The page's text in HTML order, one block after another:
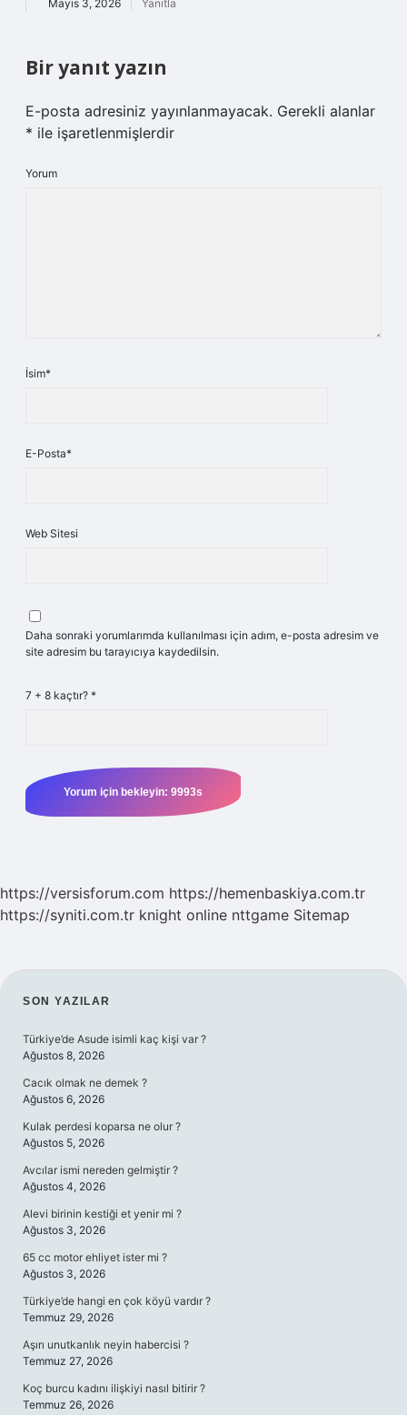
Mayıs 3, 2026 Yanıtla
Bir yanıt yazın
E-posta adresiniz yayınlanmayacak. Gerekli alanlar
* ile işaretlenmişlerdir
Yorum
İsim*
E-Posta*
Web Sitesi
Daha sonraki yorumlarımda kullanılması için adım, e-posta adresim ve
site adresim bu tarayıcıya kaydedilsin.
7 + 8 kaçtır? *
https://versisforum.com https://hemenbaskiya.com.tr
https://syniti.com.tr knight online nttgame Sitemap
SIDEBAR
SON YAZILAR
Türkiye’de Asude isimli kaç kişi var ?
Ağustos 8, 2026
Cacık olmak ne demek ?
Ağustos 6, 2026
Kulak perdesi koparsa ne olur ?
Ağustos 5, 2026
Avcılar ismi nereden gelmiştir ?
Ağustos 4, 2026
Alevi birinin kestiği et yenir mi ?
Ağustos 3, 2026
65 cc motor ehliyet ister mi ?
Ağustos 3, 2026
Türkiye’de hangi en çok köyü vardır ?
Temmuz 29, 2026
Aşırı unutkanlık neyin habercisi ?
Temmuz 27, 2026
Koç burcu kadını ilişkiyi nasıl bitirir ?
Temmuz 26, 2026